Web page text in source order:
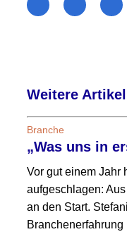
Weitere
Branche
„Was uns in
Vor gut einem Jahr
aufgeschlagen:
an den Start.